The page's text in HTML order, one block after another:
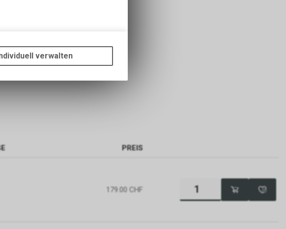
PREIS
179.00 CHF
Online-Angebots, wie die
beachten Sie, dass die
verwalten